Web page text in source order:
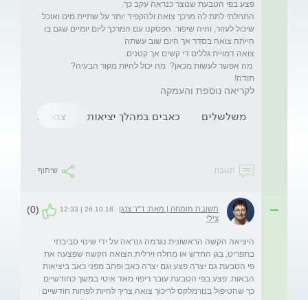
התחלתי לתת לה מרכך צואה ולהקפיד יותר על שתיית מים ואוכל
שיכול לעזור, והיה שיפור. הפסקנו עם המרכך ליום יומיים שגם בו
תודה!
לקריאה נוספת והעמקה
משלשלים כאבים במהלך יציאות צואה קשה
תגובה שיתוף
תשובת מומחה | מאת: ד"ר צנגן
צילי
26.10.18 | 12:33
(0)
היציאה הקשה הראשונית נגרמה גנראה על ידי שינוי סביבתי
בתפריט, בגן החדש או מחלה וירלית.הצואה הקשה שפצעה את
פי הטבעת גם יצרה פצע וגם יצרה כאב ופחב מפני כאב ביציאות
הבאות. פצע בפי הטבעת עובר ריפוי מאד איטי במשך כחודשיים
כך שהטיפול בנורמלקס לריכוך צואה צריך להיות לפחות חודשיים